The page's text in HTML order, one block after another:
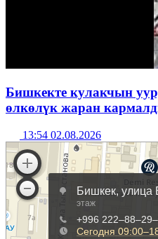
Бишкекте кулакчын
өлкөлүк жаран
13:54 02.08.2026